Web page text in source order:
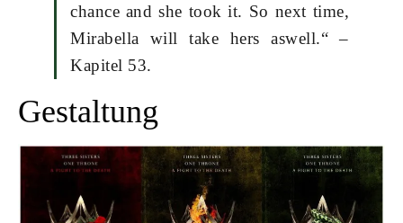
chance and she took it. So next time,
Mirabella will take hers aswell.“ –
Kapitel 53.
Gestaltung